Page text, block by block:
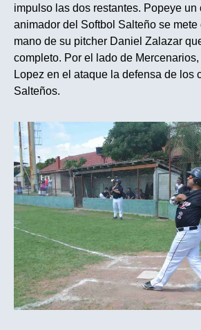
impulso las dos restantes. Popeye un
animador del Softbol Salteño se mete
mano de su pitcher Daniel Zalazar
completo. Por el lado de
Lopez en el ataque la defensa de los
Salteños.